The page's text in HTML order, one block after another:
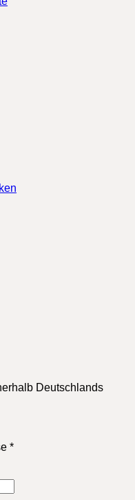
Deutschlands
*Erforderlich